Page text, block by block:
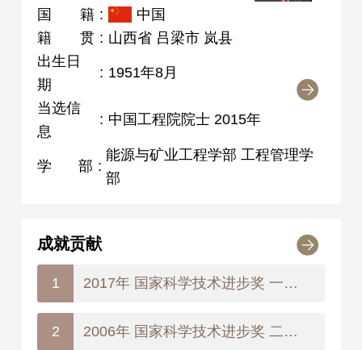
国籍 :
中国
籍贯 : 山西省 吕梁市 岚县
出生日
期
: 1951年8月
当选信
息
: 中国工程院院士 2015年
学部 :
能源与矿业工程学部 工程管理学
部
成就贡献
1 2017年 国家科学技术进步奖 一等奖
2 2006年 国家科学技术进步奖 二等奖